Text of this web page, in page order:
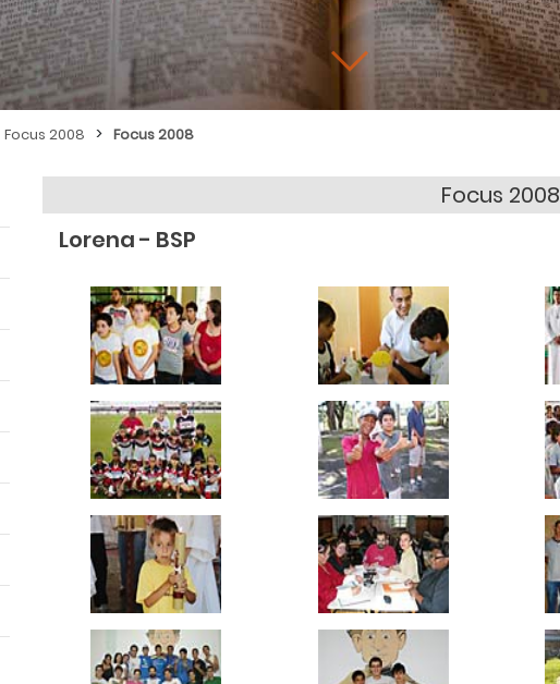
Focus 2008 > Focus 2008
Focus 2008
Lorena - BSP